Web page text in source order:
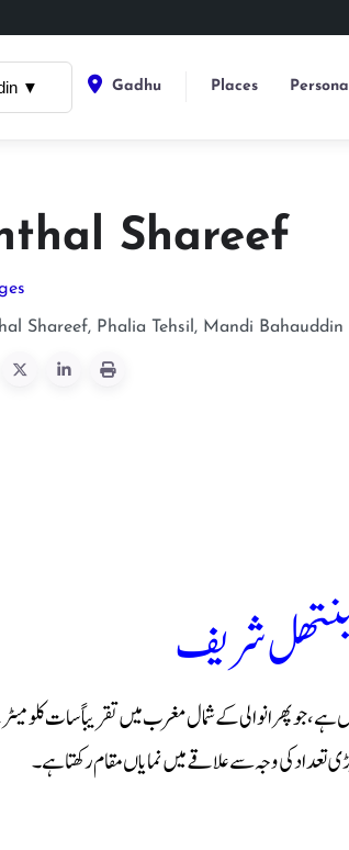
▼ Gadhu Places Persona
Shareef
Shareef, Phalia Tehsil, Mandi
شریف
جو پھرانوالی کے شمال مغرب میں تقریباً سات
بڑی تعداد کی وجہ سے علاقے میں نمایاں مقام رکھتا ہے۔